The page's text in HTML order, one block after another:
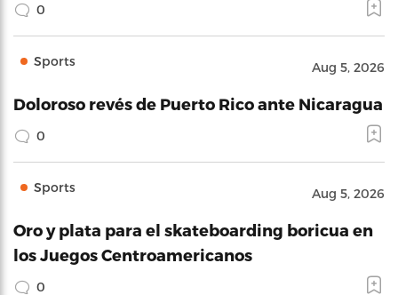
0
Sports Aug 5, 2026
Doloroso revés de Puerto Rico ante Nicaragua
0
Sports Aug 5, 2026
Oro y plata para el skateboarding boricua en
los Juegos Centroamericanos
0